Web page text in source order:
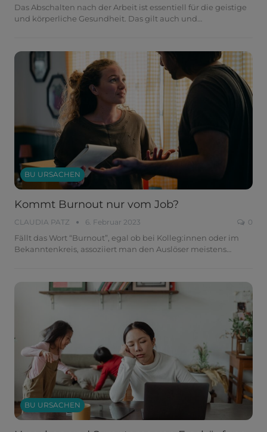
Das Abschalten nach der Arbeit ist essentiell für die geistige
und körperliche Gesundheit. Das gilt auch und
BU URSACHEN
Kommt Burnout nur vom Job?
CLAUDIA PATZ 6. Februar 2023 0
Fällt das Wort “Burnout”, egal ob bei Kolleg:innen oder im
Bekanntenkreis, assoziiert man den Auslöser meistens
BU URSACHEN